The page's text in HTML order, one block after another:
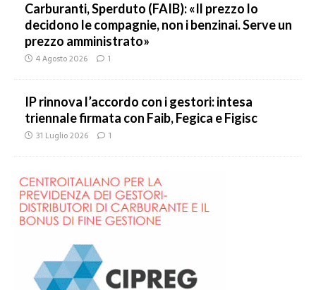
Carburanti, Sperduto (FAIB): «Il prezzo lo
decidono le compagnie, non i benzinai. Serve un
prezzo amministrato»
4 Agosto 2026 1
IP rinnova l’accordo con i gestori: intesa
triennale firmata con Faib, Fegica e Figisc
31 Luglio 2026 1